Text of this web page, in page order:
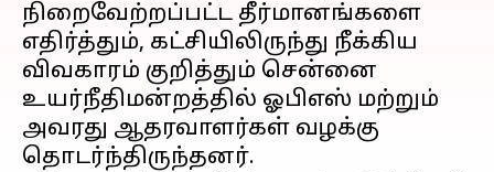
நிறைவேற்றப்பட்ட தீர்மானங்களை
எதிர்த்தும், கட்சியிலிருந்து நீக்கிய
விவகாரம் குறித்தும் சென்னை
உயர்நீதிமன்றத்தில் ஓபிஎஸ் மற்றும்
அவரது ஆதரவாளர்கள் வழக்கு
தொடர்ந்திருந்தனர்.